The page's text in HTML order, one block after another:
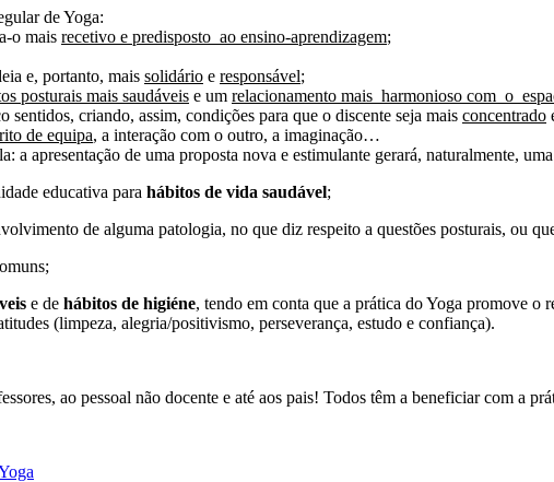
de Yoga:
o mais recetivo e predisposto ao ensino-aprendizagem;
e, portanto, mais solidário e responsável;
posturais mais saudáveis e um relacionamento mais harmonioso com o
criando, assim, condições para que o discente seja mais concentrado
de equipa, a interação com o outro, a imaginação…
a apresentação de uma proposta nova e estimulante gerará, naturalmente,
educativa para hábitos de vida saudável;
de alguma patologia, no que diz respeito a questões posturais, ou
e de hábitos de higiéne, tendo em conta que a prática do Yoga promove
(limpeza, alegria/positivismo, perseverança, estudo e confiança).
ao pessoal não docente e até aos pais! Todos têm a beneficiar com a